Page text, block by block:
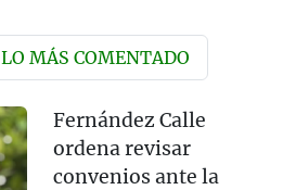
LO MÁS COMENTADO
Fernández Calle
ordena revisar
convenios ante la